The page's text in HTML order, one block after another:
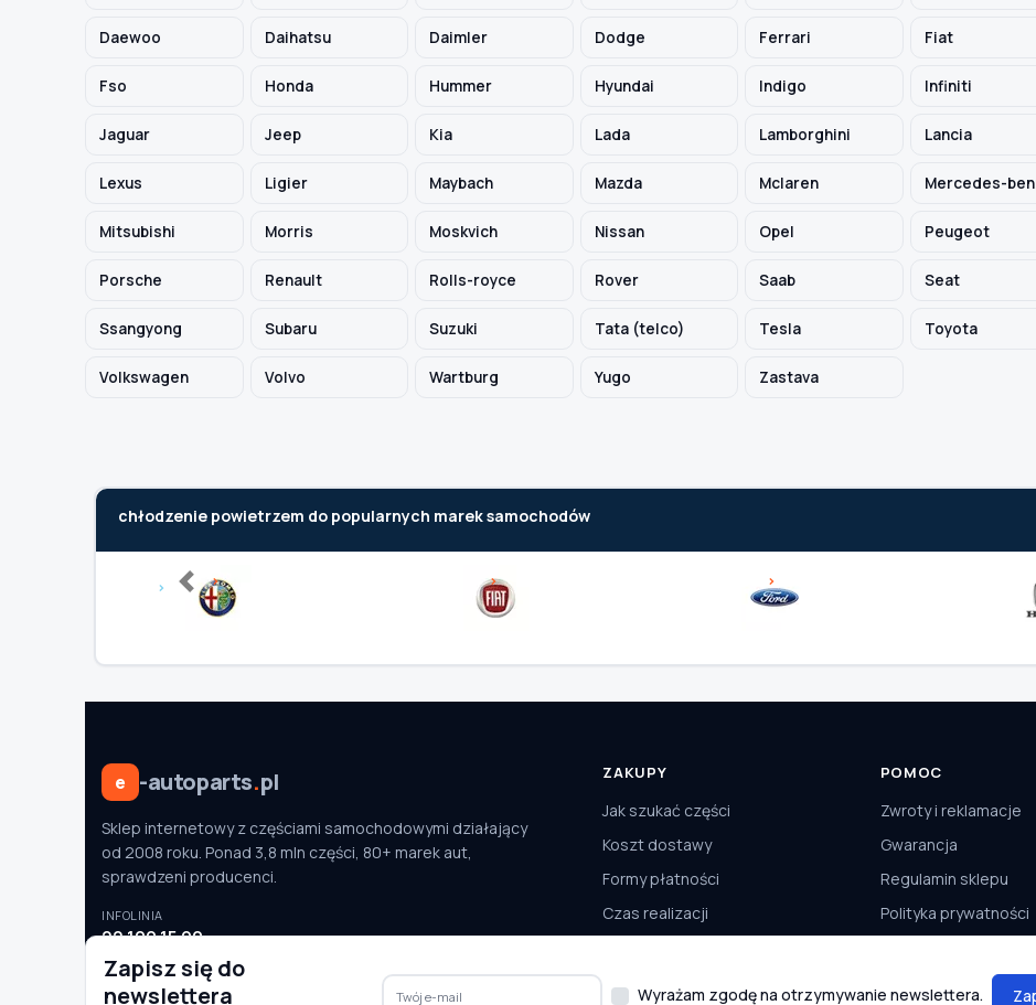
TYP / SILNIK
Daewoo Daihatsu Daimler Dodge Ferrari Fiat
Fso Honda Hummer Hyundai Indigo Infiniti
Jaguar Jeep Kia Lada Lamborghini Lancia
Lexus Ligier Maybach Mazda Mclaren Mercedes-
Mitsubishi Morris Moskvich Nissan Opel Peugeot
Porsche Renault Rolls-royce Rover Saab Seat
Ssangyong Subaru Suzuki Tata (telco) Tesla Toyota
Volkswagen Volvo Wartburg Yugo Zastava
chłodzenie powietrzem do popularnych marek samochodów
Previous
e -autoparts.pl
Sklep internetowy z częściami samochodowymi działający
od 2008 roku. Ponad 3,8 mln części, 80+ marek aut,
sprawdzeni producenci.
INFOLINIA
22 100 15 90
pon.–pt. 9:00–16:00
ZAKUPY
Jak szukać części
Koszt dostawy
Formy płatności
Czas realizacji
POMOC
Zwroty i reklamacje
Gwarancja
Regulamin sklepu
Polityka prywatności
Zapisz się do
newslettera
Wyrażam zgodę na otrzymywanie newslettera.